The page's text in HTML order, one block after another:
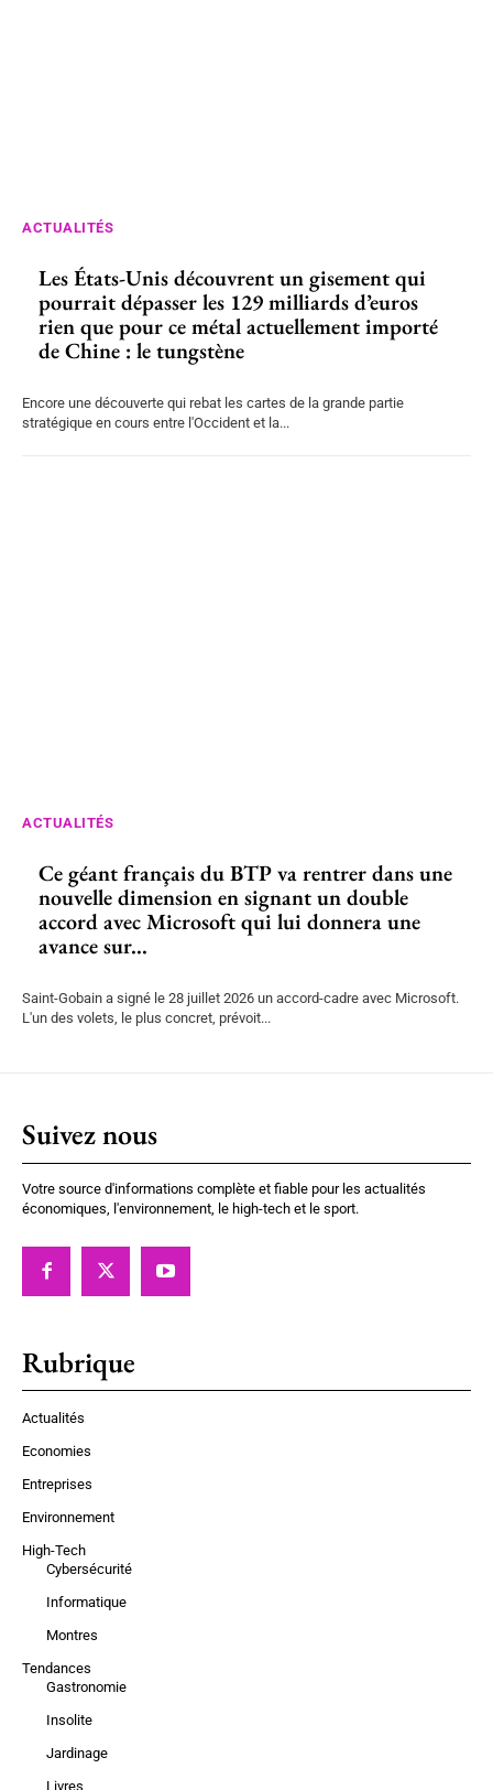
ACTUALITÉS
Les États-Unis découvrent un gisement qui
pourrait dépasser les 129 milliards d’euros
rien que pour ce métal actuellement importé
de Chine : le tungstène
Encore une découverte qui rebat les cartes de la grande partie
stratégique en cours entre l'Occident et la...
ACTUALITÉS
Ce géant français du BTP va rentrer dans une
nouvelle dimension en signant un double
accord avec Microsoft qui lui donnera une
avance sur...
Saint-Gobain a signé le 28 juillet 2026 un accord-cadre avec Microsoft.
L'un des volets, le plus concret, prévoit...
Suivez nous
Votre source d'informations complète et fiable pour les actualités
économiques, l'environnement, le high-tech et le sport.
Rubrique
Actualités
Economies
Entreprises
Environnement
High-Tech
Cybersécurité
Informatique
Montres
Tendances
Gastronomie
Insolite
Jardinage
Livres